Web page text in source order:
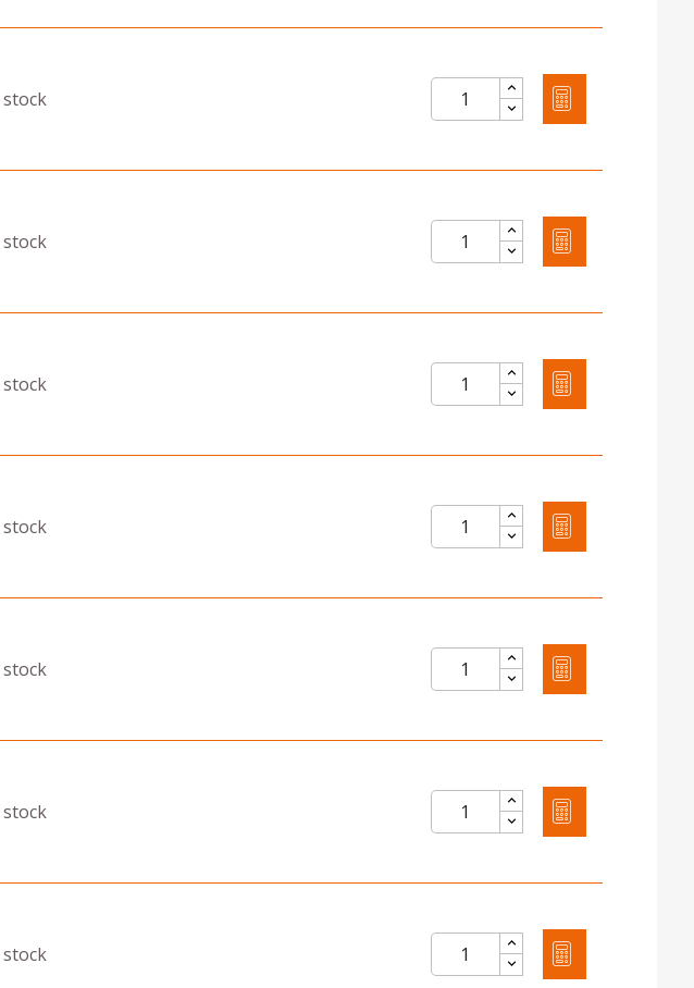
stock
stock
stock
stock
stock
stock
stock